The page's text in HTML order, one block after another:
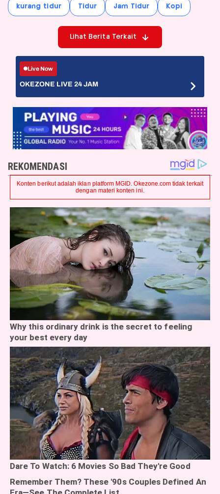
kurang tidur Tidur Jam Tidur Kopi
Lihat Berita Terkait
Live Now
OKEZONE LIVE 24 JAM